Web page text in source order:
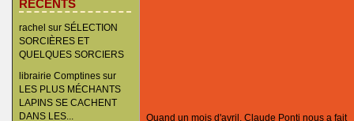
RÉCENTS
rachel sur SÉLECTION
SORCIÈRES ET
QUELQUES SORCIERS
librairie Comptinessur
LES PLUS MÉCHANTS
LAPINS SE CACHENT
DANS LES...
Quand un mois d'avril, Claude Ponti nous a fait